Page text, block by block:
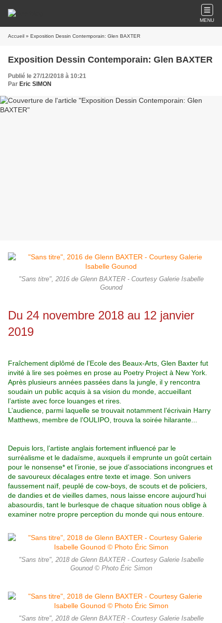
MENU
Accueil » Exposition Dessin Contemporain: Glen BAXTER
Exposition Dessin Contemporain: Glen BAXTER
Publié le 27/12/2018 à 10:21
Par Eric SIMON
"Sans titre", 2016 de Glenn BAXTER - Courtesy Galerie Isabelle
Gounod
Du 24 novembre 2018 au 12 janvier
2019
Fraîchement diplômé de l’Ecole des Beaux-Arts, Glen Baxter fut
invité à lire ses poèmes en prose au Poetry Project à New York.
Après plusieurs années passées dans la jungle, il y rencontra
soudain un public acquis à sa vision du monde, accueillant
l’artiste avec force louanges et rires.
L’audience, parmi laquelle se trouvait notamment l’écrivain Harry
Matthews, membre de l’OULIPO, trouva la soirée hilarante...
Depuis lors, l’artiste anglais fortement influencé par le
surréalisme et le dadaïsme, auxquels il emprunte un goût certain
pour le nonsense* et l’ironie, se joue d’associations incongrues et
de savoureux décalages entre texte et image. Son univers
faussement naïf, peuplé de cow-boys, de scouts et de policiers,
de dandies et de vieilles dames, nous laisse encore aujourd’hui
abasourdis, tant le burlesque de chaque situation nous oblige à
examiner notre propre perception du monde qui nous entoure.
"Sans titre", 2018 de Glenn BAXTER - Courtesy Galerie Isabelle
Gounod © Photo Éric Simon
"Sans titre", 2018 de Glenn BAXTER - Courtesy Galerie Isabelle